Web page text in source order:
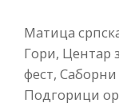
Матица
Гори, Центар
фест,
Подгорици